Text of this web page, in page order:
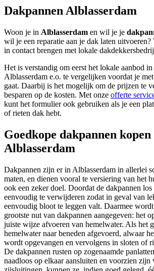
Dakpannen Alblasserdam
Woon je in Alblasserdam en wil je je
wil je een reparatie aan je dak laten
in contact brengen met lokale
Het is verstandig om eerst het lokale aanbod
Alblasserdam e.o. te vergelijken voordat je
gaat. Daarbij is het mogelijk om de prijzen te
besparen op de kosten. Met onze offerte
kunt het formulier ook gebruiken als je een
of rieten dak hebt.
Goedkope dakpannen kopen
Alblasserdam
Dakpannen zijn er in Alblasserdam in allerlei
maten, en dienen vooral te versiering van het
ook een zeker doel. Doordat de dakpannen
eenvoudig te verwijderen zodat in geval van
eenvoudig bloot te leggen valt. Daarmee
grootste nut van dakpannen aangegeven: het
juiste wijze afvoeren van hemelwater. Als het
hemelwater naar beneden afgevoerd, alwaar
wordt opgevangen en vervolgens in sloten of
De dakpannen rusten op zogenaamde
naadloos op elkaar aansluiten en voorzien zijn